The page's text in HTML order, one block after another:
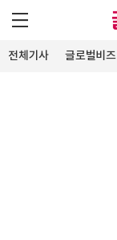
전체기사 글로벌비즈